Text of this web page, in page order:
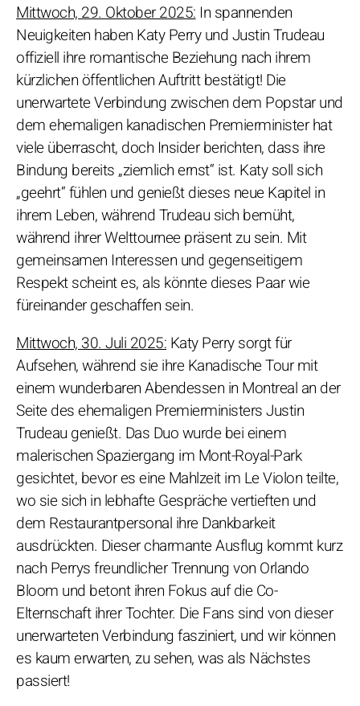
Mittwoch, 29. Oktober 2025: In spannenden
Neuigkeiten haben Katy Perry und Justin Trudeau
offiziell ihre romantische Beziehung nach ihrem
kürzlichen öffentlichen Auftritt bestätigt! Die
unerwartete Verbindung zwischen dem Popstar und
dem ehemaligen kanadischen Premierminister hat
viele überrascht, doch Insider berichten, dass ihre
Bindung bereits „ziemlich ernst“ ist. Katy soll sich
„geehrt“ fühlen und genießt dieses neue Kapitel in
ihrem Leben, während Trudeau sich bemüht,
während ihrer Welttournee präsent zu sein. Mit
gemeinsamen Interessen und gegenseitigem
Respekt scheint es, als könnte dieses Paar wie
füreinander geschaffen sein.
Mittwoch, 30. Juli 2025: Katy Perry sorgt für
Aufsehen, während sie ihre Kanadische Tour mit
einem wunderbaren Abendessen in Montreal an der
Seite des ehemaligen Premierministers Justin
Trudeau genießt. Das Duo wurde bei einem
malerischen Spaziergang im Mont-Royal-Park
gesichtet, bevor es eine Mahlzeit im Le Violon teilte,
wo sie sich in lebhafte Gespräche vertieften und
dem Restaurantpersonal ihre Dankbarkeit
ausdrückten. Dieser charmante Ausflug kommt kurz
nach Perrys freundlicher Trennung von Orlando
Bloom und betont ihren Fokus auf die Co-
Elternschaft ihrer Tochter. Die Fans sind von dieser
unerwarteten Verbindung fasziniert, und wir können
es kaum erwarten, zu sehen, was als Nächstes
passiert!